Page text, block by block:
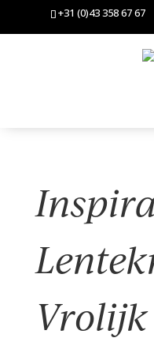
+31 (0)43 358 67 67
Vrolijk